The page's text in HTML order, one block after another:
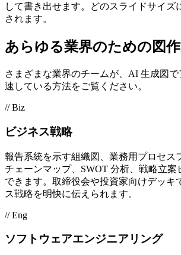
して書き出せます。どのスライドサイズ
されます。
あらゆる業界のための図
さまざまな業界のチームが、AI 生成図
速している方法をご覧ください。
// Biz
ビジネス戦略
報告系統を示す組織図、業務用プロセス
チェーンマップ、SWOT 分析、戦略立案
できます。取締役会や投資家向けデッキ
ス戦略を明快に伝えられます。
// Eng
ソフトウェアエンジニアリング